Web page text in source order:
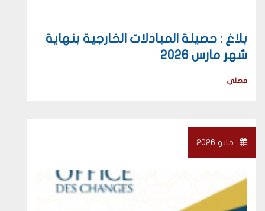
بلاغ : حصيلة المبادلات الخارجية بنهاية
شهر مارس 2026
فصلي
مايو 2026